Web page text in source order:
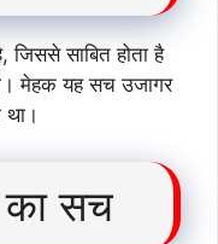
जिससे साबित होता है
मेहक यह सच उजागर
था।
सच